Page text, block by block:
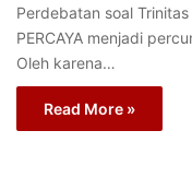
Perdebatan soal
PERCAYA menjadi
Oleh karena…
Read More »